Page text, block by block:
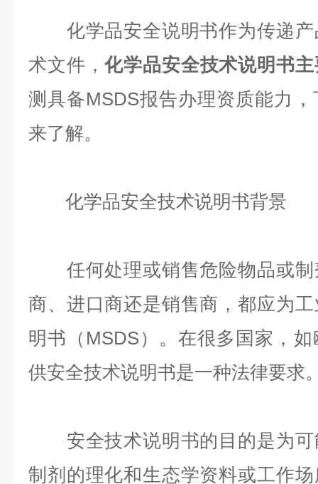
化学品安全说明书作为传递产
术文件，化学品安全技术说明书
测具备MSDS报告办理资质能力
来了解。
化学品安全技术说明书背景
任何处理或销售危险物品或制
商、进口商还是销售商，都应为
明书（MSDS）。在很多国家，
供安全技术说明书是一种法律要求
安全技术说明书的目的是为可
制剂的理化和生态学资料或工作